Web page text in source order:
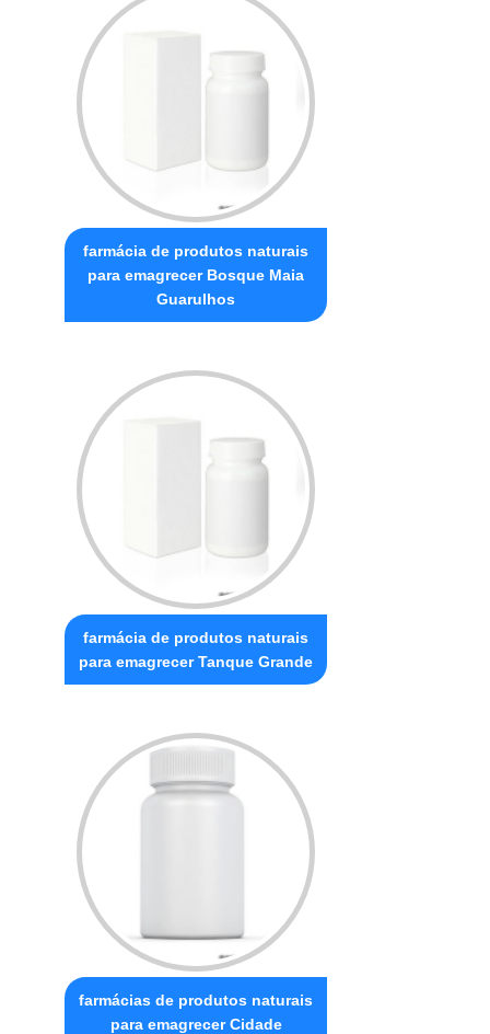
farmácia de produtos naturais
para emagrecer Bosque Maia
Guarulhos
farmácia de produtos naturais
para emagrecer Tanque Grande
farmácias de produtos naturais
para emagrecer Cidade